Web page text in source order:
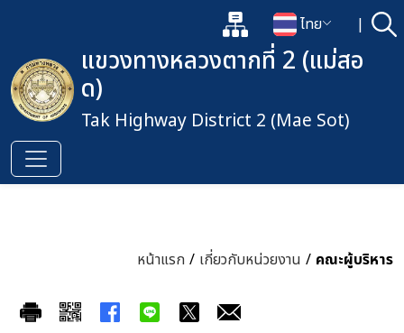
แผนผังเว็บไซต์
เปลี่ยนภาษา
ไทย | ค้
เปิดกล่องค้นหาข้อมูลหลักของเ
แขวงทางหลวงตากที่ 2 (แม่สอ
ด)
Tak Highway District 2 (Mae Sot)
หน้าแรก / เกี่ยวกับหน่วยงาน / คณะผู้บริหาร